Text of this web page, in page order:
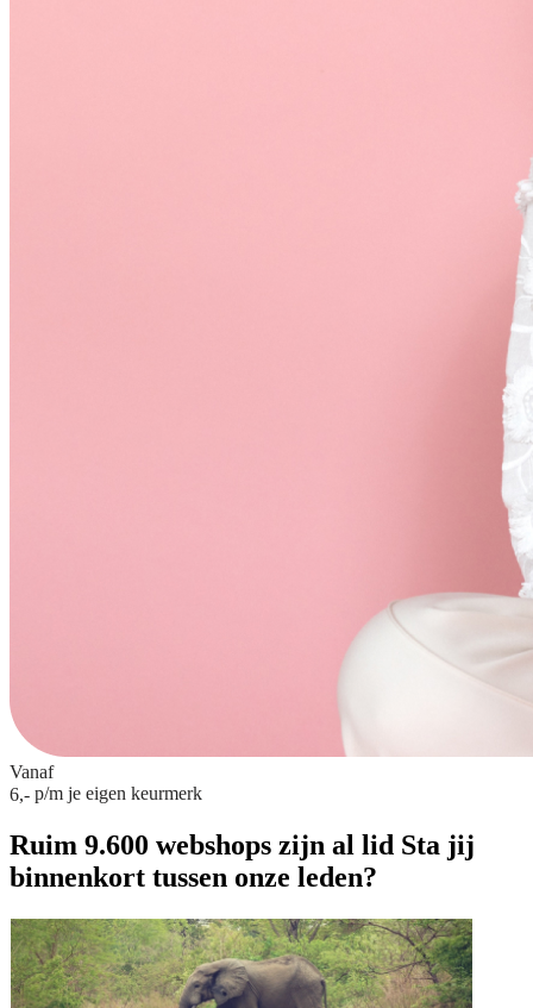
Vanaf
6,- p/m je eigen keurmerk
Ruim 9.600 webshops zijn al lid Sta jij
binnenkort tussen onze leden?